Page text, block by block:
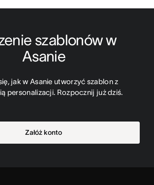
szablonów w
Asanie
jak w Asanie utworzyć szablon z
personalizacji. Rozpocznij już dziś.
Załóż konto